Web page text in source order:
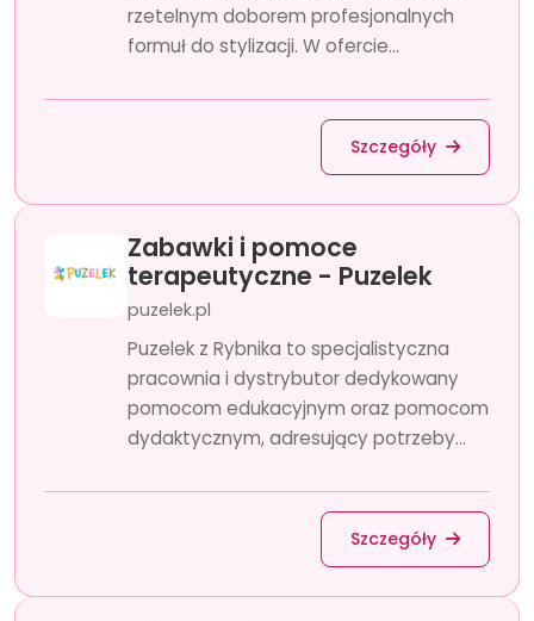
rzetelnym doborem profesjonalnych
formuł do stylizacji. W ofercie...
Szczegóły
Zabawki i pomoce
terapeutyczne - Puzelek
puzelek.pl
Puzelek z Rybnika to specjalistyczna
pracownia i dystrybutor dedykowany
pomocom edukacyjnym oraz pomocom
dydaktycznym, adresujący potrzeby...
Szczegóły